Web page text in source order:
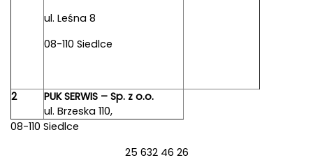
ul. Leśna 8
08-110 Siedlce
2
PUK SERWIS – Sp. z o.o.
ul. Brzeska 110,
08-110 Siedlce
25 632 46 26